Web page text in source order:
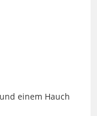
einem Hauch